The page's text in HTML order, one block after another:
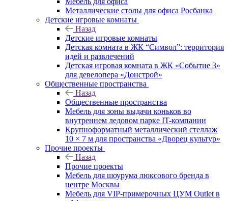
Металлические столы для офиса Росбанка
Детские игровые комнаты
Назад
Детские игровые комнаты
Детская комната в ЖК “Символ”: территория
идей и развлечений
Детская игровая комната в ЖК «Событие 3»
для девелопера «Донстрой»
Общественные пространства
Назад
Общественные пространства
Мебель для зоны выдачи коньков во
внутреннем ледовом парке IT-компании
Крупноформатный металлический стеллаж
10 × 7 м для пространства «Дворец культур»
Прочие проекты
Назад
Прочие проекты
Мебель для шоурума люксового бренда в
центре Москвы
Мебель для VIP-примерочных ЦУМ Outlet в